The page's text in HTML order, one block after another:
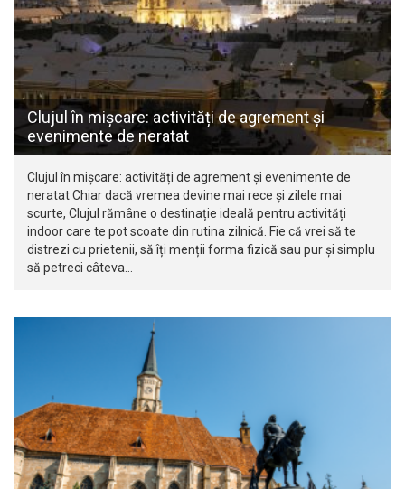
Clujul în mișcare: activități de agrement și
evenimente de neratat
Clujul în mișcare: activități de agrement și evenimente de
neratat Chiar dacă vremea devine mai rece și zilele mai
scurte, Clujul rămâne o destinație ideală pentru activități
indoor care te pot scoate din rutina zilnică. Fie că vrei să te
distrezi cu prietenii, să îți menții forma fizică sau pur și simplu
să petreci câteva…